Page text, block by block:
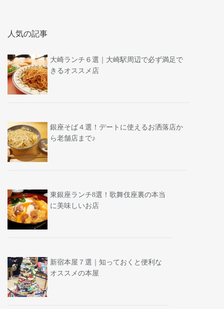
人気の記事
大崎ランチ６選｜大崎駅周辺で必ず満足で
きるオススメ店
銀座そば４選！デートに使えるお洒落店か
ら老舗店まで♪
東銀座ランチ8選！歌舞伎座裏の本当
に美味しいお店
新宿本屋７選｜知っておくと便利な
オススメの本屋